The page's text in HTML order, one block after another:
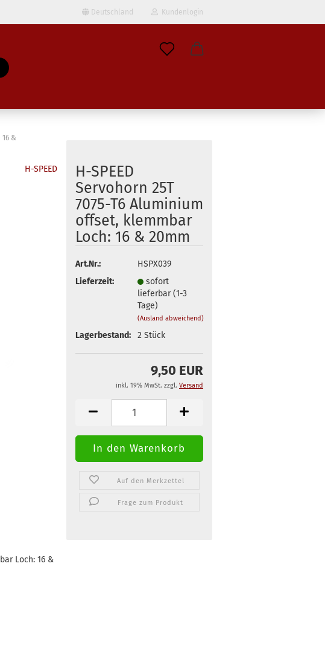
Deutschland Kundenlogin
Passwort
Konto erstellen
Passwort vergessen?
Suche...
&
H-SPEED
H-SPEED
Servohorn 25T
7075-T6 Aluminium
offset, klemmbar
Loch: 16 & 20mm
Art.Nr.:
HSPX039
Lieferzeit:
sofort
lieferbar (1-3
Tage)
(Ausland abweichend)
Lagerbestand: 2Stück
9,50 EUR
inkl. 19% MwSt. zzgl. Versand
Auf den Merkzettel
Frage zum Produkt
Loch: 16 &